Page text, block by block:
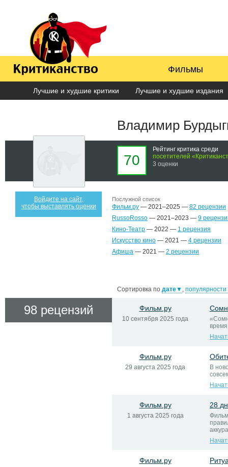
Фильмы
Лучшие и худшие критики Лучшие и худшие издания
Владимир
70
Рейтинг критика среди
посетителей
3 оценки
Войдите на сайт,
чтобы выставлять оценки
Послужной список
Фильм.ру — 2021–2025 — 82 рецензии
RussoRosso — 2021–2023 — 9
Кино-Театр — 2022 — 1 рецензия
Искусство кино — 2021 — 4 рецензии
Афиша — 2021 — 2 рецензии
Сортировка по дате▼ ,
98 рецензий Фильм.ру
10 сентября 2025 года
Фильм.ру
29 августа 2025 года
В
Фильм.ру
1 августа 2025 года
28
Фильм.ру